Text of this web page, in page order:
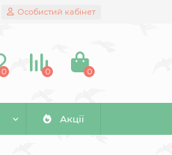
Особистий кабінет
0 0 0
Акції